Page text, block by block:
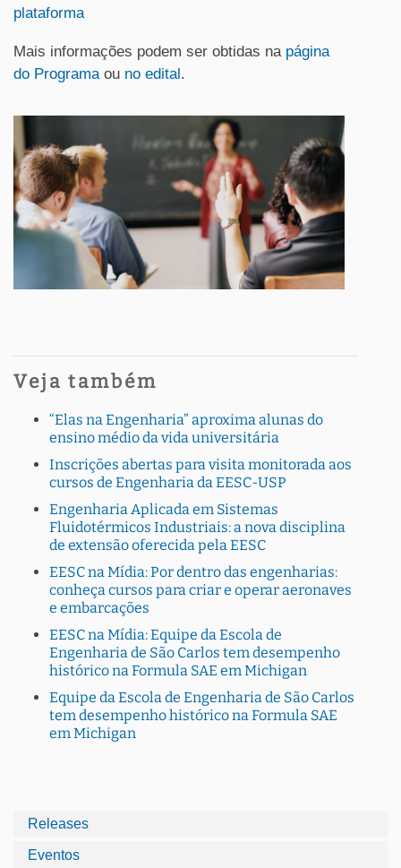
plataforma
Mais informações podem ser obtidas na página
do Programaou no edital.
Veja também
“Elas na Engenharia” aproxima alunas do
ensino médio da vida universitária
Inscrições abertas para visita monitorada aos
cursos de Engenharia da EESC-USP
Engenharia Aplicada em Sistemas
Fluidotérmicos Industriais: a nova disciplina
de extensão oferecida pela EESC
EESC na Mídia: Por dentro das engenharias:
conheça cursos para criar e operar aeronaves
e embarcações
EESC na Mídia: Equipe da Escola de
Engenharia de São Carlos tem desempenho
histórico na Formula SAE em Michigan
Equipe da Escola de Engenharia de São Carlos
tem desempenho histórico na Formula SAE
em Michigan
Releases
Eventos